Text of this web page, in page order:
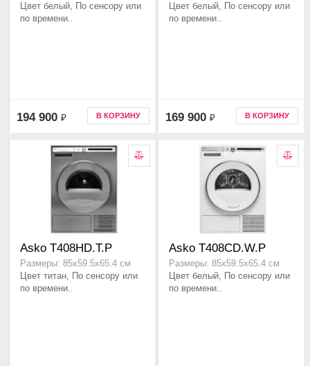
Цвет белый, По сенсору или
по времени..
194 900 ₽ В КОРЗИНУ
Цвет белый, По сенсору или
по времени..
169 900 ₽ В КОРЗИНУ
Asko T408HD.T.P
Размеры: 85х59.5х65.4 см
Цвет титан, По сенсору или
по времени..
Asko T408CD.W.P
Размеры: 85х59.5х65.4 см
Цвет белый, По сенсору или
по времени..